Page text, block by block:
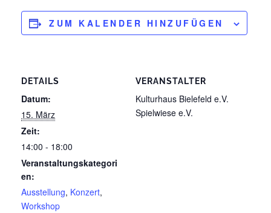
ZUM KALENDER HINZUFÜGEN
DETAILS
Datum:
15. März
Zeit:
14:00 - 18:00
Veranstaltungskategori
en:
Ausstellung, Konzert,
Workshop
VERANSTALTER
Kulturhaus Bielefeld e.V.
Spielwiese e.V.